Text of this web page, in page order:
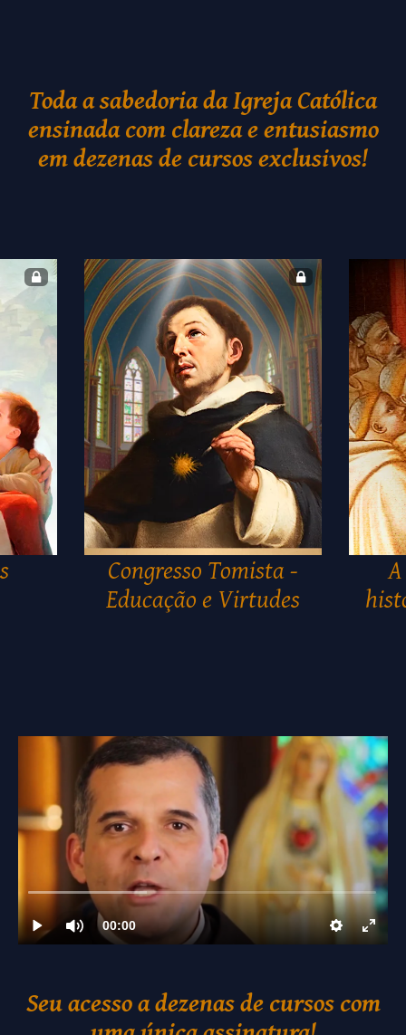
Toda a sabedoria da Igreja Católica
ensinada com clareza e entusiasmo
em dezenas de cursos exclusivos!
Congresso Tomista -
Educação e Virtudes
Seu acesso a dezenas de cursos com